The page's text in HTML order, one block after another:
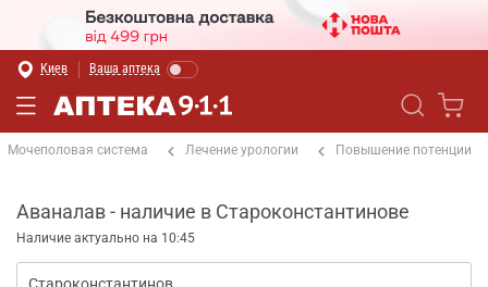
Киев Ваша аптека
Мочеполовая система Лечение урологии Повышение потенции
Аваналав - наличие в Староконстантинове
Наличие актуально на 10:45